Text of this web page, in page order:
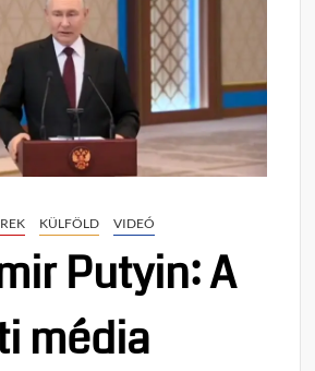
KÜLFÖLD VIDEÓ
Putyin: A
média